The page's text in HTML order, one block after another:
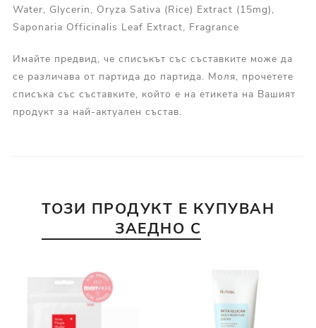
Water, Glycerin, Oryza Sativa (Rice) Extract (15mg),
Saponaria Officinalis Leaf Extract, Fragrance
Имайте предвид, че списъкът със съставките може да
се различава от партида до партида. Моля, прочетете
списъка със съставките, който е на етикета на Вашият
продукт за най-актуален състав.
ТОЗИ ПРОДУКТ Е КУПУВАН
ЗАЕДНО С